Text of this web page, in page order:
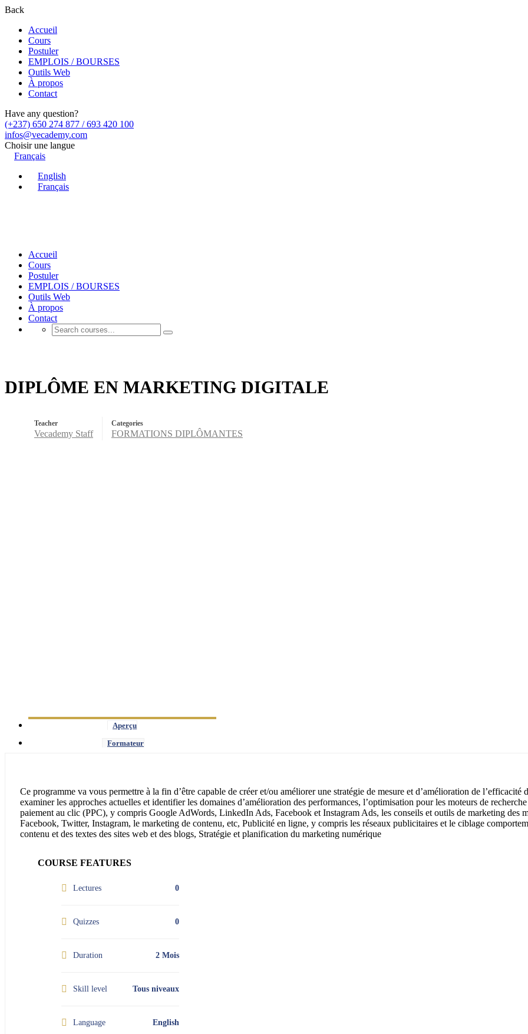
Back
Accueil
Cours
Postuler
EMPLOIS / BOURSES
Outils Web
À propos
Contact
Have any question?
(+237) 650 274 877 / 693 420 100
infos@vecademy.com
Choisir une langue
Français
English
Français
Accueil
Cours
Postuler
EMPLOIS / BOURSES
Outils Web
À propos
Contact
DIPLÔME EN MARKETING DIGITALE
Teacher
Vecademy Staff
Categories
FORMATIONS DIPLÔMANTES
Aperçu
Formateur
Ce programme va vous permettre à la fin d’être capable de créer et/ou améliorer une stratégie de mesure et d’amélioration de l’efficacité
examiner les approches actuelles et identifier les domaines d’amélioration des performances, l’optimisation pour les moteurs de
paiement au clic (PPC), y compris Google AdWords, LinkedIn Ads, Facebook et Instagram Ads, les conseils et outils de marketing des
Facebook, Twitter, Instagram, le marketing de contenu, etc, Publicité en ligne, y compris les réseaux publicitaires et le ciblage
contenu et des textes des sites web et des blogs, Stratégie et planification du marketing numérique
COURSE FEATURES
Lectures 0
Quizzes 0
Duration 2 Mois
Skill level Tous niveaux
Language English